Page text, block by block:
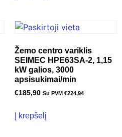
Žemo centro variklis
SEIMEC HPE63SA-2, 1,15
kW galios, 3000
apsisukimai/min
€185,90 Su PVM €224,94
Į krepšelį